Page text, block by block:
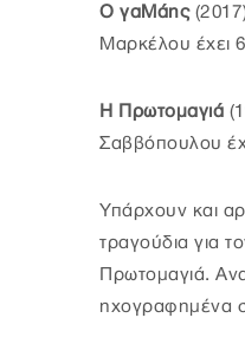
Ο γαΜάης
Μαρκέλου έχει
Η Πρωτομαγιά
Σαββόπουλου
Υπάρχουν και
τραγούδια για
Πρωτομαγιά.
ηχογραφημένα